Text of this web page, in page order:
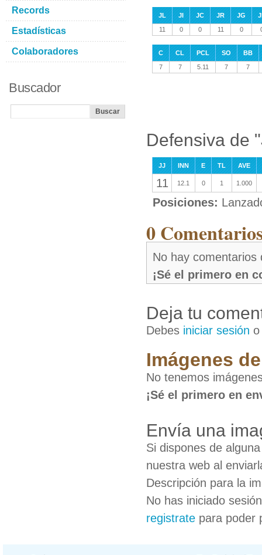
JL JI JC JR JG
11
0 0 11 0
C CL PCL SO
BB
7
7 5.11 7 7
Defensiva de
JJ INN E TL AVE
11 12.1 0 1 1.000
Posiciones:
0
No hay comentarios
¡Sé el primero en
Deja tu
Debes iniciar sesión
Imágenes
No tenemos
¡Sé el primero en
Envía una
Si dispones de
nuestra web al
Descripción para la
No has iniciado
registrate para poder
Records
Estadísticas
Colaboradores
Buscador